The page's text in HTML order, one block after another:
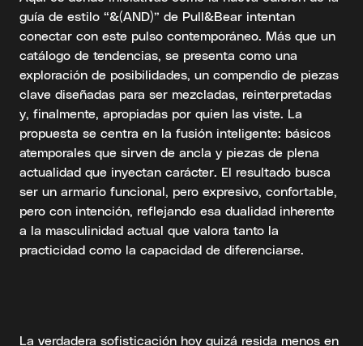
guía de estilo “&(AND)” de Pull&Bear intentan
conectar con este pulso contemporáneo. Más que un
catálogo de tendencias, se presenta como una
exploración de posibilidades, un compendio de piezas
clave diseñadas para ser mezcladas, reinterpretadas
y, finalmente, apropiadas por quien las viste. La
propuesta se centra en la fusión inteligente: básicos
atemporales que sirven de ancla y piezas de plena
actualidad que inyectan carácter. El resultado busca
ser un armario funcional, pero expresivo, confortable,
pero con intención, reflejando esa dualidad inherente
a la masculinidad actual que valora tanto la
practicidad como la capacidad de diferenciarse.
La verdadera sofisticación hoy quizá resida menos en